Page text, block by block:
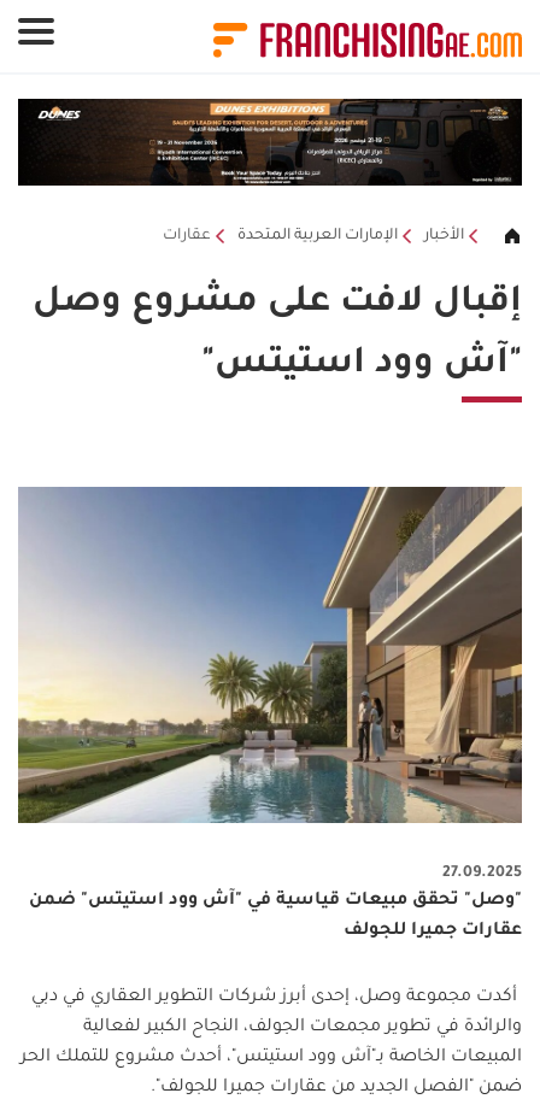
الأخبار الإمارات العربية المتحدة عقارات
إقبال لافت على مشروع وصل
"آش وود استيتس"
27.09.2025
"وصل" تحقق مبيعات قياسية في "آش وود استيتس" ضمن
عقارات جميرا للجولف
أكدت مجموعة وصل، إحدى أبرز شركات التطوير العقاري في دبي
والرائدة في تطوير مجمعات الجولف، النجاح الكبير لفعالية
المبيعات الخاصة بـ"آش وود استيتس"، أحدث مشروع للتملك الحر
ضمن "الفصل الجديد من عقارات جميرا للجولف ".
لوحة إدارة ملفات تعريف الارتباط